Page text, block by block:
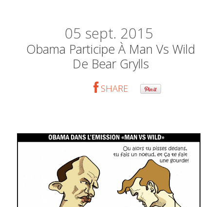
05 sept. 2015
Obama Participe À Man Vs Wild
De Bear Grylls
SHARE